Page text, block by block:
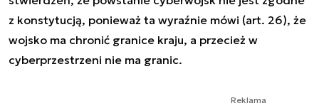
z konstytucją, ponieważ ta wyraźnie mówi (art. 26), że
wojsko ma chronić granice kraju, a przecież w
cyberprzestrzeni nie ma granic.
Reklama